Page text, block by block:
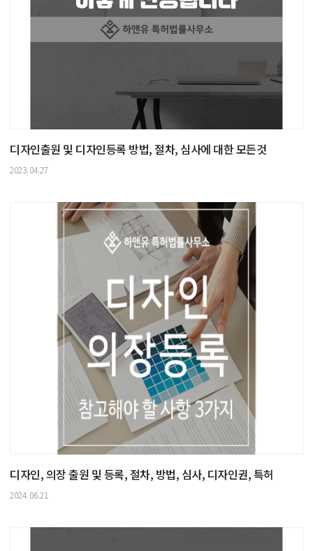
디자인출원 및 디자인등록 방법, 절차, 심사에 대한 모든것
2023.04.27
디자인, 의장 출원 및 등록, 절차, 방법, 심사, 디자인권, 특허
2024.06.21